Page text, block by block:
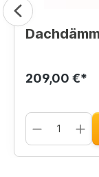
209,00 €*